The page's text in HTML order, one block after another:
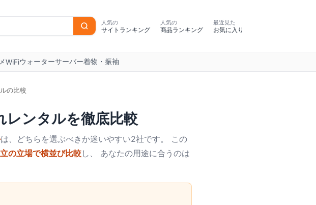
人気の
サイトランキング
人気の
商品ランキング
最近見た
お気に入り
WiFiウォーターサーバー着物・振袖
の比較
レンタルを徹底比較
は、どちらを選ぶべきか迷いやすい2社です。 この
の立場で横並び比較し、 あなたの用途に合うのは